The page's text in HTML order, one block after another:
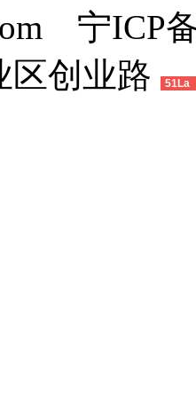
宁ICP
区创业路
51La